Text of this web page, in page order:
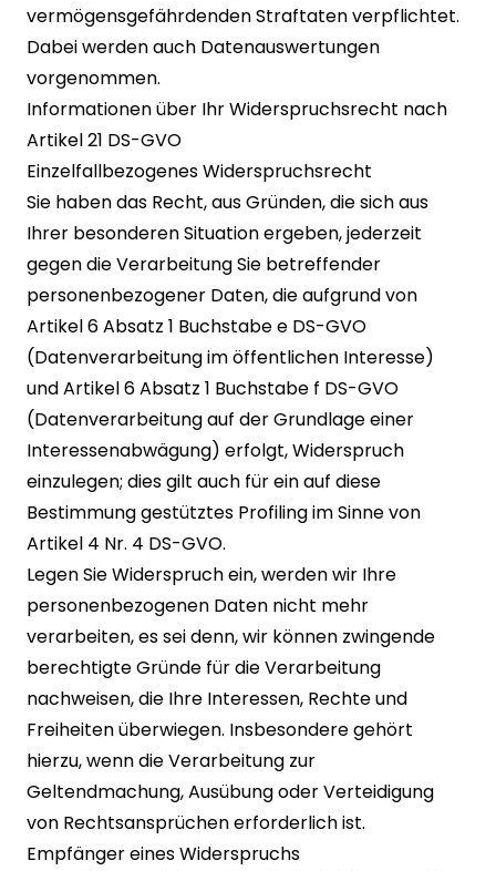
vermögensgefährdenden Straftaten verpflichtet.
Dabei werden auch Datenauswertungen
vorgenommen.
Informationen über Ihr Widerspruchsrecht nach
Artikel 21 DS-GVO
Einzelfallbezogenes Widerspruchsrecht
Sie haben das Recht, aus Gründen, die sich aus
Ihrer besonderen Situation ergeben, jederzeit
gegen die Verarbeitung Sie betreffender
personenbezogener Daten, die aufgrund von
Artikel 6 Absatz 1 Buchstabe e DS-GVO
(Datenverarbeitung im öffentlichen Interesse)
und Artikel 6 Absatz 1 Buchstabe f DS-GVO
(Datenverarbeitung auf der Grundlage einer
Interessenabwägung) erfolgt, Widerspruch
einzulegen; dies gilt auch für ein auf diese
Bestimmung gestütztes Profiling im Sinne von
Artikel 4 Nr. 4 DS-GVO.
Legen Sie Widerspruch ein, werden wir Ihre
personenbezogenen Daten nicht mehr
verarbeiten, es sei denn, wir können zwingende
berechtigte Gründe für die Verarbeitung
nachweisen, die Ihre Interessen, Rechte und
Freiheiten überwiegen. Insbesondere gehört
hierzu, wenn die Verarbeitung zur
Geltendmachung, Ausübung oder Verteidigung
von Rechtsansprüchen erforderlich ist.
Empfänger eines Widerspruchs